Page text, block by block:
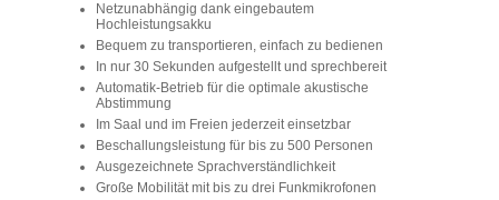
Netzunabhängig dank eingebautem
Hochleistungsakku
Bequem zu transportieren, einfach zu bedienen
In nur 30 Sekunden aufgestellt und sprechbereit
Automatik-Betrieb für die optimale akustische
Abstimmung
Im Saal und im Freien jederzeit einsetzbar
Beschallungsleistung für bis zu 500 Personen
Ausgezeichnete Sprachverständlichkeit
Große Mobilität mit bis zu drei Funkmikrofonen